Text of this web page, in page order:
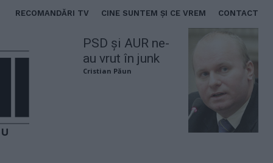
RECOMANDĂRI TV CINE SUNTEM ȘI CE VREM CONTACT
PSD și AUR ne-
au vrut în junk
Cristian Păun